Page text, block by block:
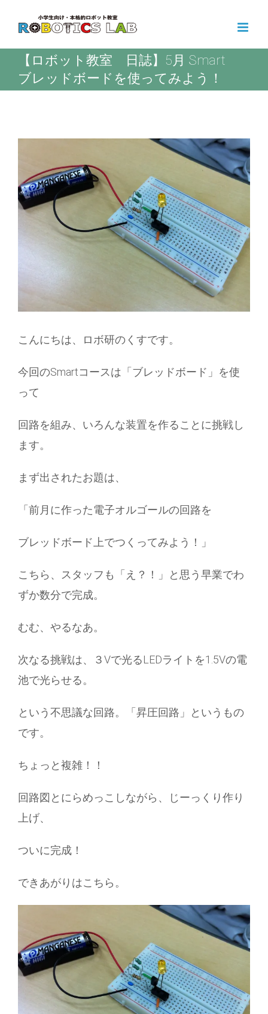
content
【ロボット教室 日誌】5月 Smart
ブレッドボードを使ってみよう！
Larger
Image
こんにちは、ロボ研のくすです。
今回のSmartコースは「ブレッドボード」を使
って
回路を組み、いろんな装置を作ることに挑戦し
ます。
まず出されたお題は、
「前月に作った電子オルゴールの回路を
ブレッドボード上でつくってみよう！」
こちら、スタッフも「え？！」と思う早業でわ
ずか数分で完成。
むむ、やるなあ。
次なる挑戦は、３Vで光るLEDライトを1.5Vの電
池で光らせる。
という不思議な回路。「昇圧回路」というもの
です。
ちょっと複雑！！
回路図とにらめっこしながら、じーっくり作り
上げ、
ついに完成！
できあがりはこちら。